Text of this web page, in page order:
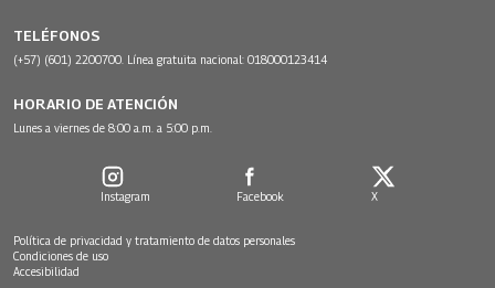
TELÉFONOS
(+57) (601) 2200700. Línea gratuita nacional: 018000123414
HORARIO DE ATENCIÓN
Lunes a viernes de 8:00 a.m. a 5:00 p.m.
Instagram Facebook X
Política de privacidad y tratamiento de datos personales
Condiciones de uso
Accesibilidad